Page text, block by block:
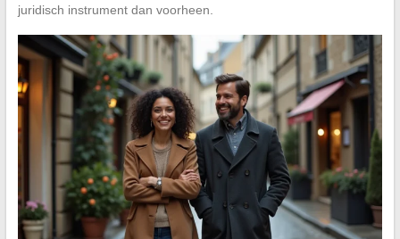
juridisch instrument dan voorheen.